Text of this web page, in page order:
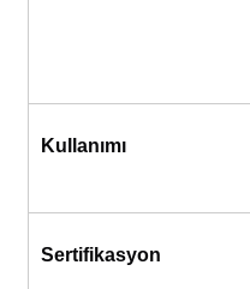
Kullanımı
Sertifikasyon